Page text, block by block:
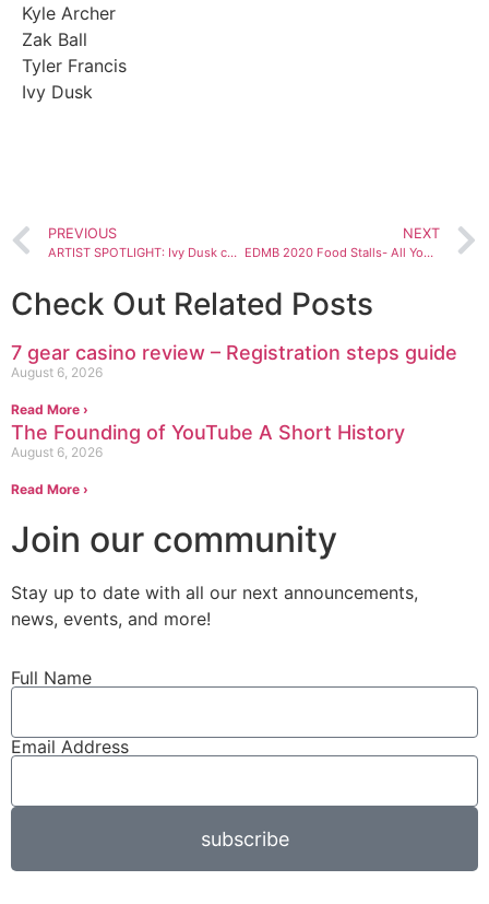
Kyle Archer
Zak Ball
Tyler Francis
Ivy Dusk
PREVIOUS
ARTIST SPOTLIGHT: Ivy Dusk comeback
NEXT
EDMB 2020 Food Stalls- All You Need To Know
Check Out Related Posts
7 gear casino review – Registration steps guide
August 6, 2026
Read More ›
The Founding of YouTube A Short History
August 6, 2026
Read More ›
Join our community
Stay up to date with all our next announcements,
news, events, and more!
Full Name
Email Address
subscribe